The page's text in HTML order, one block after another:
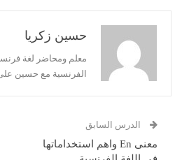
حسين زكريا
معلم ومحاضر لغة
الفرنسية مع حسين
الدرس السابق
معنى En واهم استخداماتها